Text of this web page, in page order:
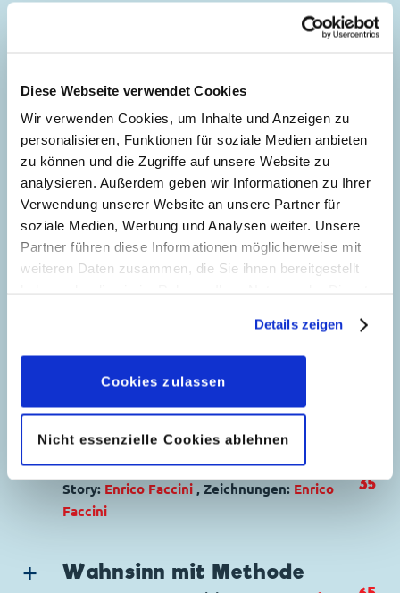
Diese Webseite verwendet Cookies
Wir verwenden Cookies, um Inhalte und Anzeigen zu
personalisieren, Funktionen für soziale Medien anbieten
zu können und die Zugriffe auf unsere Website zu
analysieren. Außerdem geben wir Informationen zu Ihrer
Verwendung unserer Website an unsere Partner für
soziale Medien, Werbung und Analysen weiter. Unsere
Partner führen diese Informationen möglicherweise mit
weiteren Daten zusammen, die Sie ihnen bereitgestellt
geben, können Sie diese jederzeit in der
Datenschutzerklärungwieder widerrufen.
Details zeigen
Cookies zulassen
Nicht essenzielle Cookies ablehnen
wäre Phantomias letztendlich mal nicht der Held
gewesen – der Superheld Entenhausens schlechthin?
Inhaltsverzeichnis
Abflug ins Ungewisse
Story:Paul Halas, Zeichnungen:Massimo
Fecchi
Genre:Gagstory
Charaktere:Donald Duck,Tick, Trick und
Track
Originaltitel: Huey Dewey and Louie The
Erstveröffentlichung:26.03.2013
Seitenanzahl: 30
Die alte Lemington
Story: Enrico Faccini , Zeichnungen: Enrico
Faccini
Charaktere:Goofy,Klarabella Kuh ,Micky
35
Wahnsinn mit Methode